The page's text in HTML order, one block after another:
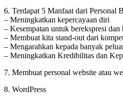
6. Terdapat 5 Manfaat dari Personal
– Meningkatkan kepercayaan diri
– Kesempatan untuk berekspresi dan
– Membuat kita stand-out dari
– Mengarahkan kepada banyak
– Meningkatkan Kredibilitas dan
7. Membuat personal website atau
8. WordPress